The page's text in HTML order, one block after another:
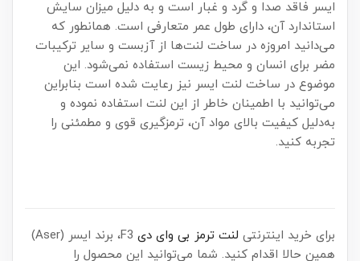
ایسر فاقد صدا و گرد و غبار است و به دلیل میزان سایش
استاندارد آن، دارای طول عمر متعارفی است. همانطور که
می‌دانید امروزه در ساخت لنت‌ها از آزبست و سایر ترکیبات
مضر برای انسان و محیط زیست استفاده نمی‌شود. این
موضوع در ساخت لنت ایسر نیز رعایت شده است بنابراین
می‌توانید با اطمینان خاطر از این لنت استفاده نموده و
به‌دلیل کیفیت بالای مواد آن، ترمزگیری قوی و مطمئنی را
تجربه کنید.
برای خرید اینترنتی لنت ترمز بی وای دی
F3، برند ایسر (Aser)
همین حالا اقدام کنید. شما می‌توانید این محصول را